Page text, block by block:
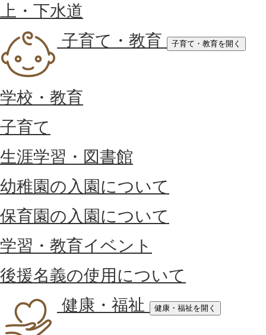
上・下水道
子育て・教育
子育て・教育を開く
学校・教育
子育て
生涯学習・図書館
幼稚園の入園について
保育園の入園について
学習・教育イベント
後援名義の使用について
健康・福祉
健康・福祉を開く